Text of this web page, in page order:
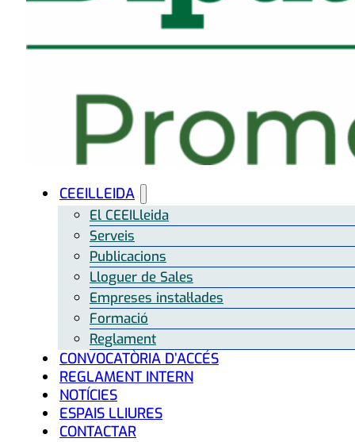
CEEILLEIDA
El CEEILleida
Serveis
Publicacions
Lloguer de Sales
Empreses instal·lades
Formació
Reglament
CONVOCATÒRIA D’ACCÉS
REGLAMENT INTERN
NOTÍCIES
ESPAIS LLIURES
CONTACTAR